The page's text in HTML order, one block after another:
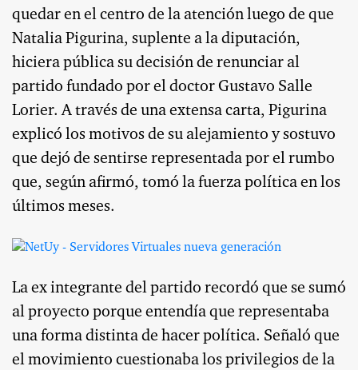
quedar en el centro de la atención luego de que
Natalia Pigurina, suplente a la diputación,
hiciera pública su decisión de renunciar al
partido fundado por el doctor Gustavo Salle
Lorier. A través de una extensa carta, Pigurina
explicó los motivos de su alejamiento y sostuvo
que dejó de sentirse representada por el rumbo
que, según afirmó, tomó la fuerza política en los
últimos meses.
La ex integrante del partido recordó que se sumó
al proyecto porque entendía que representaba
una forma distinta de hacer política. Señaló que
el movimiento cuestionaba los privilegios de la